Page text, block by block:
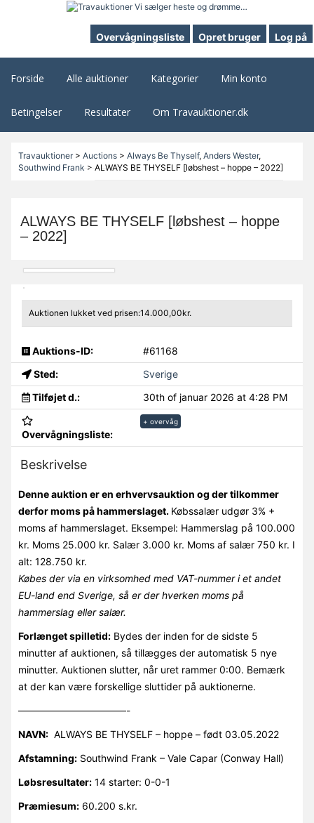
Overvågningsliste Opret bruger Log på
Forside Alle auktioner Kategorier Min konto
Betingelser Resultater Om Travauktioner.dk
Travauktioner> Auctions> Always Be Thyself, Anders Wester,
Southwind Frank > ALWAYS BE THYSELF [løbshest – hoppe – 2022]
ALWAYS BE THYSELF [løbshest – hoppe
– 2022]
Auktionen lukket ved prisen:14.000,00kr.
Auktions-ID:
#61168
Sted:
Sverige
Tilføjet d.:
30th of januar 2026 at 4:28 PM
Overvågningsliste:
+ overvåg
Beskrivelse
Denne auktion er en erhvervsauktion og der tilkommer
derfor moms på hammerslaget. Købssalær udgør 3% +
moms af hammerslaget. Eksempel: Hammerslag på 100.000
kr. Moms 25.000 kr. Salær 3.000 kr. Moms af salær 750 kr. I
alt: 128.750 kr.
Købes der via en virksomhed med VAT-nummer i et andet
EU-land end Sverige, så er der hverken moms på
hammerslag eller salær.
Forlænget spilletid:Bydes der inden for de sidste 5
minutter af auktionen, så tillægges der automatisk 5 nye
minutter. Auktionen slutter, når uret rammer 0:00. Bemærk
at der kan være forskellige sluttider på auktionerne.
———————————-
NAVN:ALWAYS BE THYSELF – hoppe – født 03.05.2022
Afstamning:Southwind Frank – Vale Capar (Conway Hall)
Løbsresultater:14 starter: 0-0-1
Præmiesum:60.200 s.kr.